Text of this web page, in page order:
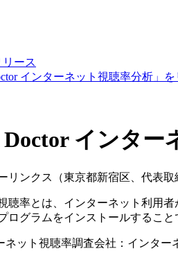
ース
インターネット視聴率分析」
Doctor インタ
リンクス（東京都新宿区、代表
聴率とは、インターネット利用
ログラムをインストールするこ
ネット視聴率調査会社：インター